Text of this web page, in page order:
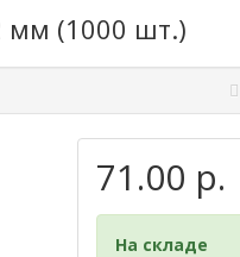
мм (1000 шт.)
71.00 р.
На складе